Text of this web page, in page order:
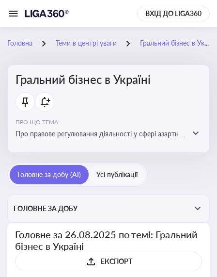
ВХІД ДО LIGA360
Головна Теми в центрі уваги Гральний бізнес в Україні
Гральний бізнес в Україні
ПРО ЩО ТЕМА:
Про правове регулювання діяльності у сфері азартних
реальні кейси
Головне за добу (AI) Усі публікації
ГОЛОВНЕ ЗА ДОБУ
Головне за 26.08.2025 по темі: Гральний
бізнес в Україні
ЕКСПОРТ